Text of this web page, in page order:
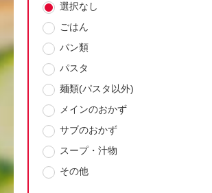
選択なし
ごはん
パン類
パスタ
麺類(パスタ以外)
メインのおかず
サブのおかず
スープ・汁物
その他